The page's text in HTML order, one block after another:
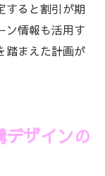
すると割引が期
ン情報も活用す
踏まえた計画が
ザインの